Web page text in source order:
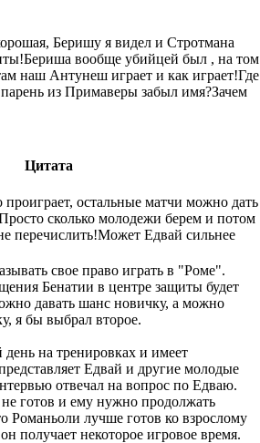
Беришу я видел и Стротмана
вообще убийцей был , на том
наш Антунеш играет и как играет!Где
из Примаверы забыл имя?Зачем
Цитата
остальные матчи можно дать
сколько молодежи берем и потом
перечислить!Может Едвай сильнее
свое право играть в "Роме".
Бенатии в центре защиты будет
давать шанс новичку, а можно
я бы выбрал второе.
на тренировках и имеет
Едвай и другие молодые
отвечал на вопрос по Едваю.
готов и ему нужно продолжать
Романьоли лучше готов ко взрослому
получает некоторое игровое время.